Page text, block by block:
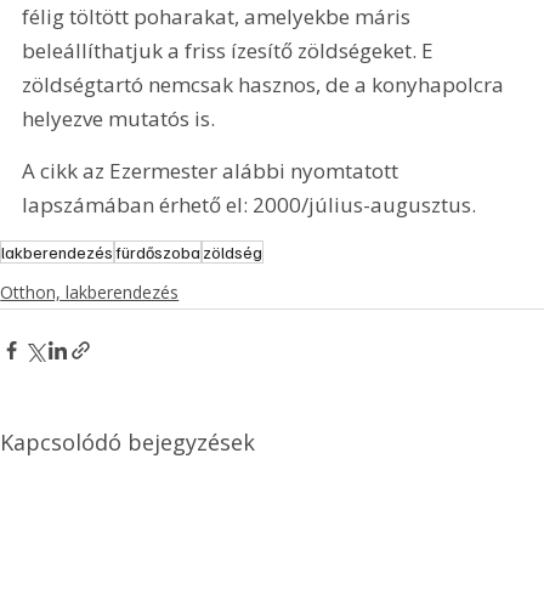
félig töltött poharakat, amelyekbe máris
beleállíthatjuk a friss ízesítő zöldségeket. E
zöldségtartó nemcsak hasznos, de a konyhapolcra
helyezve mutatós is.
A cikk az Ezermester alábbi nyomtatott
lapszámában érhető el: 2000/július-augusztus.
lakberendezésfürdőszoba zöldség
Otthon, lakberendezés
Kapcsolódó bejegyzések